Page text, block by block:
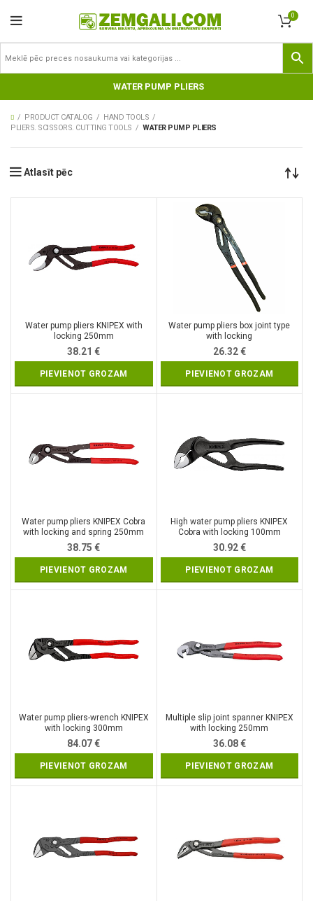
0
WATER PUMP PLIERS
PRODUCT CATALOG
HAND TOOLS
PLIERS. SCISSORS. CUTTING TOOLS
WATER PUMP PLIERS
Atlasīt pēc
Water pump pliers KNIPEX with
locking 250mm
38.21€
PIEVIENOT GROZAM
Water pump pliers box joint type
with locking
26.32€
PIEVIENOT GROZAM
Water pump pliers KNIPEX Cobra
with locking and spring 250mm
38.75€
PIEVIENOT GROZAM
High water pump pliers KNIPEX
Cobra with locking 100mm
30.92€
PIEVIENOT GROZAM
Water pump pliers-wrench KNIPEX
with locking 300mm
84.07€
PIEVIENOT GROZAM
Multiple slip joint spanner KNIPEX
with locking 250mm
36.08€
PIEVIENOT GROZAM